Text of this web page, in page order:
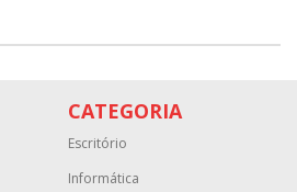
CATEGORIA
Escritório
Informática